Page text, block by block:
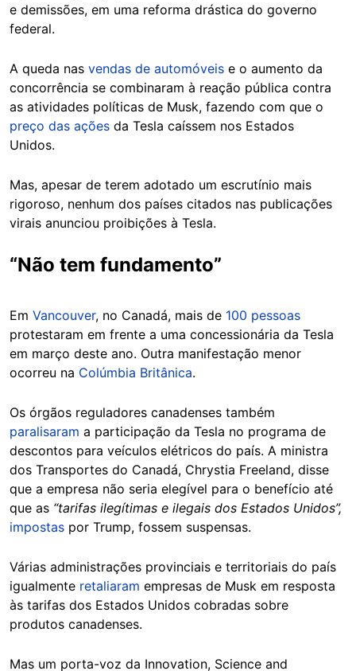
e demissões, em uma reforma drástica do governo
federal.
A queda nas vendas de automóveis e o aumento da
concorrência se combinaram à reação pública contra
as atividades políticas de Musk, fazendo com que o
preço das ações da Tesla caíssem nos Estados
Unidos.
Mas, apesar de terem adotado um escrutínio mais
rigoroso, nenhum dos países citados nas publicações
virais anunciou proibições à Tesla.
“Não tem fundamento”
Em Vancouver, no Canadá, mais de 100 pessoas
protestaram em frente a uma concessionária da Tesla
em março deste ano. Outra manifestação menor
ocorreu na Colúmbia Britânica.
Os órgãos reguladores canadenses também
paralisaram a participação da Tesla no programa de
descontos para veículos elétricos do país. A ministra
dos Transportes do Canadá, Chrystia Freeland, disse
que a empresa não seria elegível para o benefício até
que as “tarifas ilegítimas e ilegais dos Estados Unidos”,
impostas por Trump, fossem suspensas.
Várias administrações provinciais e territoriais do país
igualmente retaliaram empresas de Musk em resposta
às tarifas dos Estados Unidos cobradas sobre
produtos canadenses.
Mas um porta-voz da Innovation, Science and